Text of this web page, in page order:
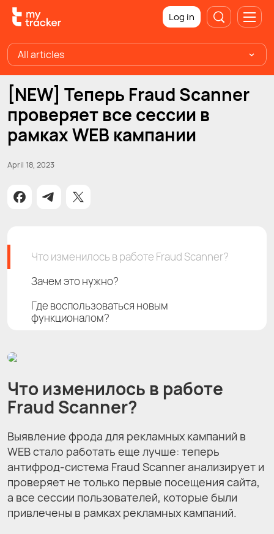
Log in
All articles
[NEW] Теперь Fraud Scanner
проверяет все сессии в
рамках WEB кампании
April 18, 2023
Что изменилось в работе
Fraud Scanner?
Выявление фрода для рекламных кампаний в
WEB стало работать еще лучше: теперь
антифрод-система Fraud Scanner анализирует и
проверяет не только первые посещения сайта,
а все сессии пользователей, которые были
привлечены в рамках рекламных кампаний.
Что изменилось в работе Fraud Scanner?
Зачем это нужно?
Где воспользоваться новым
функционалом?